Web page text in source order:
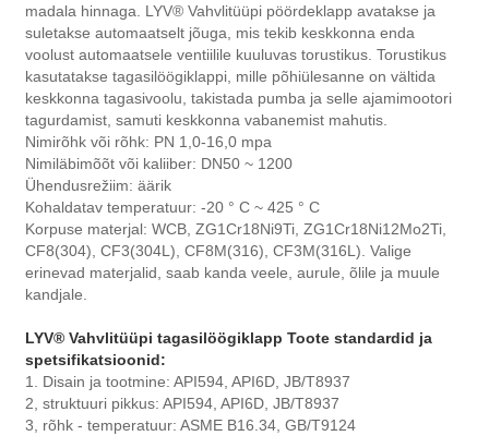
madala hinnaga. LYV® Vahvlitüüpi pöördeklapp avatakse ja
suletakse automaatselt jõuga, mis tekib keskkonna enda
voolust automaatsele ventiilile kuuluvas torustikus. Torustikus
kasutatakse tagasilöögiklappi, mille põhiülesanne on vältida
keskkonna tagasivoolu, takistada pumba ja selle ajamimootori
tagurdamist, samuti keskkonna vabanemist mahutis.
Nimirõhk või rõhk: PN 1,0-16,0 mpa
Nimiläbimõõt või kaliiber: DN50 ~ 1200
Ühendusrežiim: äärik
Kohaldatav temperatuur: -20 ° C ~ 425 ° C
Korpuse materjal: WCB, ZG1Cr18Ni9Ti, ZG1Cr18Ni12Mo2Ti,
CF8(304), CF3(304L), CF8M(316), CF3M(316L). Valige
erinevad materjalid, saab kanda veele, aurule, õlile ja muule
kandjale.
LYV® Vahvlitüüpi tagasilöögiklapp Toote standardid ja
spetsifikatsioonid:
1. Disain ja tootmine: API594, API6D, JB/T8937
2, struktuuri pikkus: API594, API6D, JB/T8937
3, rõhk - temperatuur: ASME B16.34, GB/T9124